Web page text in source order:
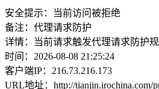
安全提示：当前访问被拒绝
备注：代理请求防护
详情：当前请求触发代理请求防护规
时间：2026-08-08 21:25:24
客户端IP：216.73.216.173
URL地址：http://tianjin.irochina.com/